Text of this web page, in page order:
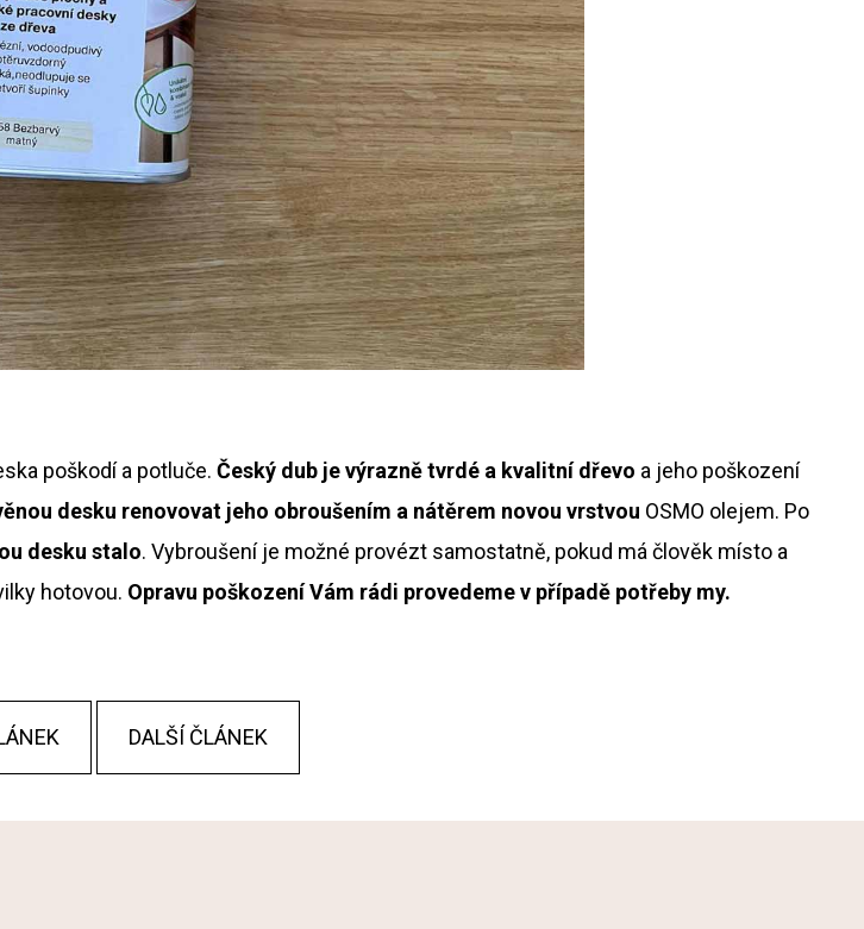
poškodí a potluče. Český dub je výrazně tvrdé a kvalitní dřevo a jeho poškození
desku renovovat jeho obroušením a nátěrem novou vrstvou OSMO olejem. Po
desku stalo. Vybroušení je možné provézt samostatně, pokud má člověk místo a
hotovou. Opravu poškození Vám rádi provedeme v případě potřeby my.
DALŠÍ ČLÁNEK